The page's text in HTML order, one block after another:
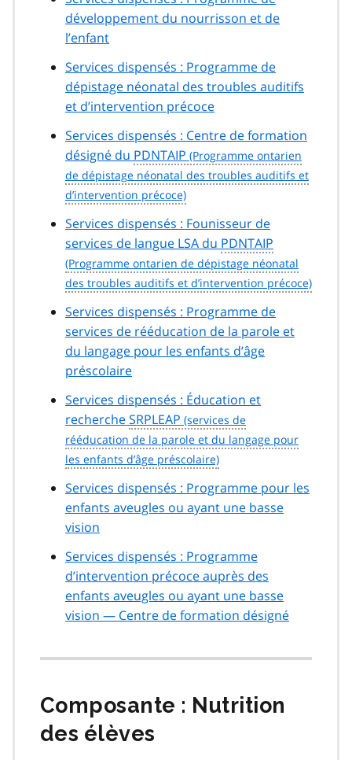
développement du nourrisson et de
l’enfant
Services dispensés : Programme de
dépistage néonatal des troubles auditifs
et d’intervention précoce
Services dispensés : Centre de formation
désigné du PDNTAIP
Services dispensés : Founisseur de
services de langue LSA du PDNTAIP
Services dispensés : Programme de
services de rééducation de la parole et
du langage pour les enfants d’âge
préscolaire
Services dispensés : Éducation et
rechercheSRPLEAP
Services dispensés : Programme pour les
enfants aveugles ou ayant une basse
vision
Services dispensés : Programme
d’intervention précoce auprès des
enfants aveugles ou ayant une basse
vision — Centre de formation désigné
Composante : Nutrition
des élèves